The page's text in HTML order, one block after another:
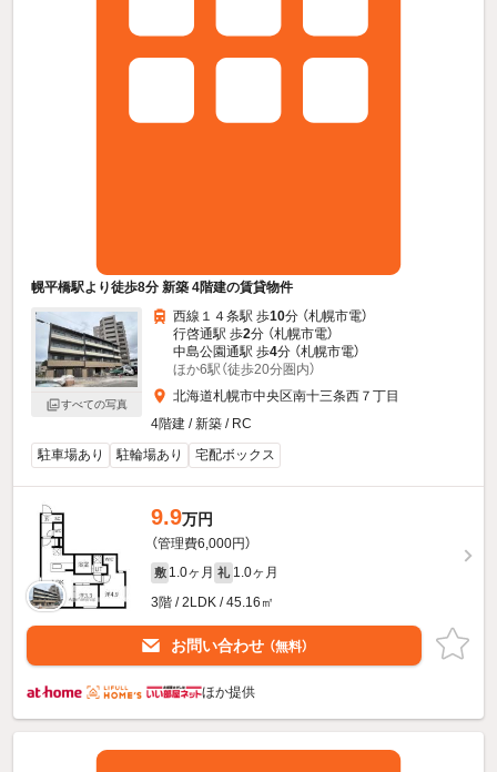
幌平橋駅より徒歩8分 新築 4階建の賃貸物件
すべての写真
西線１４条駅 歩10分 （札幌市電）
行啓通駅 歩2分 （札幌市電）
中島公園通駅 歩4分 （札幌市電）
ほか6駅（徒歩20分圏内）
北海道札幌市中央区南十三条西７丁目
4階建 / 新築 / RC
駐車場あり
駐輪場あり 宅配ボックス
9.9万円
（管理費6,000円）
敷 1.0ヶ月 礼 1.0ヶ月
3階 / 2LDK / 45.16㎡
お問い合わせ （無料）
ほか提供